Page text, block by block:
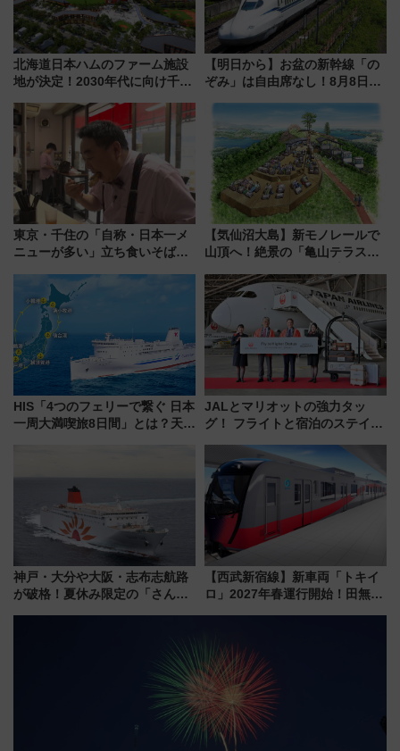
北海道日本ハムのファーム施設
地が決定！2030年代に向け千歳
【明日から】お盆の新幹線「の
ぞみ」は自由席なし！8月8日午
せば空きが見つかることも 混
雑避ける「空席」探しのコツ
東京・千住の「自称・日本一メ
ニューが多い」立ち食いそば屋
地のふらっと立ち食いそば』
7/27夜10時～放送
【気仙沼大島】新モノレールで
山頂へ！絶景の「亀山テラス
暇村のお得な日帰りプランも登
場
HIS「4つのフェリーで繋ぐ 日本
一周大満喫旅8日間」とは？天橋
しめるプランが登場
JALとマリオットの強力タッ
グ！ フライトと宿泊のステイタ
上級会員資格を効率よく獲得す
る方法を解説
神戸・大分や大阪・志布志航路
が破格！夏休み限定の「さんふ
【西武新宿線】新車両「トキイ
ロ」2027年春運行開始！田無・